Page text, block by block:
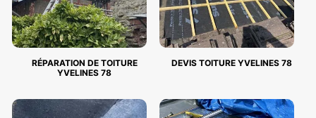
RÉPARATION DE TOITURE
YVELINES 78
DEVIS TOITURE YVELINES 78